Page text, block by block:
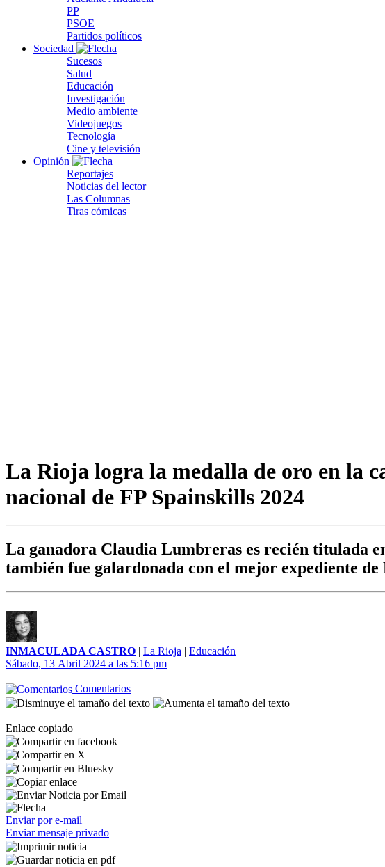
PP
PSOE
Partidos políticos
Sociedad
Sucesos
Salud
Educación
Investigación
Medio ambiente
Videojuegos
Tecnología
Cine y televisión
Opinión
Reportajes
Noticias del lector
Las Columnas
Tiras cómicas
La Rioja logra la medalla de oro en la
nacional de FP Spainskills 2024
La ganadora Claudia Lumbreras es recién titulada
también fue galardonada con el mejor expediente
INMACULADA CASTRO | La Rioja | Educación
Sábado, 13 Abril 2024 a las 5:16 pm
Comentarios
Enlace copiado
Enviar por e-mail
Enviar mensaje privado